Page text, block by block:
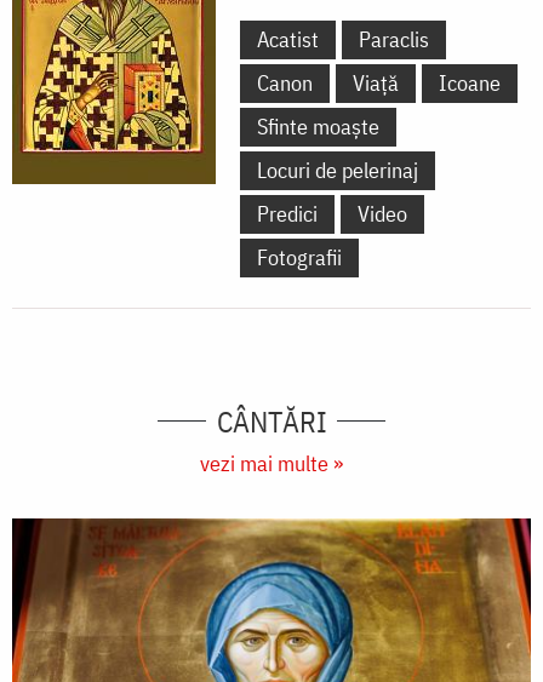
Acatist
Paraclis
Canon
Viață
Icoane
Sfinte moaște
Locuri de pelerinaj
Predici
Video
Fotografii
CÂNTĂRI
vezi mai multe »